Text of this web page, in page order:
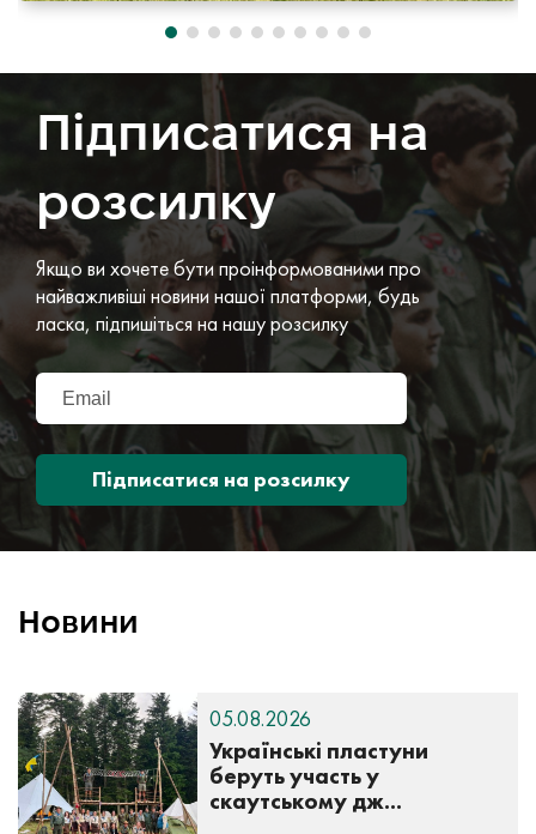
Підписатися на
розсилку
Якщо ви хочете бути проінформованими про
найважливіші новини нашої платформи, будь
ласка, підпишіться на нашу розсилку
Підписатися на розсилку
Новини
Українські пластуни
беруть участь у
скаутському дж...
05.08.2026